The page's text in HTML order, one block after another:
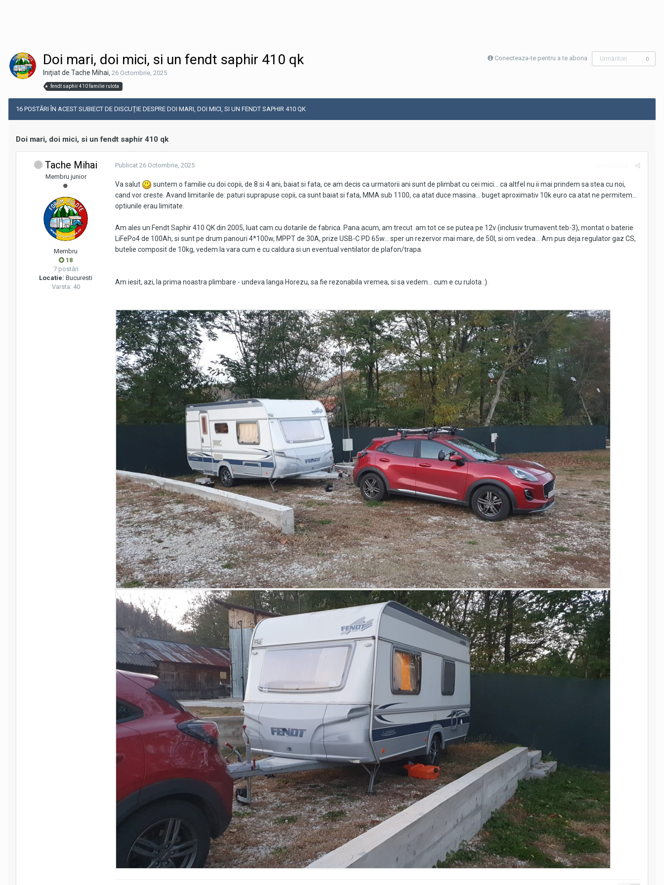
Conecteaza-te pentru a te abona Urmăritori 0
Doi mari, doi mici, si un fendt saphir 410 qk
Iniţiat de Tache Mihai, 26 Octombrie, 2025
fendt saphir 410 familie rulota
16 POSTĂRI ÎN ACEST SUBIECT DE DISCUŢIE DESPRE DOI MARI, DOI MICI, SI UN FENDT SAPHIR 410 QK
Doi mari, doi mici, si un fendt saphir 410 qk
Tache Mihai
Membru junior
Membru
18
7 postări
Locatie: Bucuresti
Varsta: 40
Publicat 26 Octombrie, 2025
Va salut
suntem o familie cu doi copii, de 8 si 4 ani, baiat si fata, ce am decis ca urmatorii ani sunt de plimbat cu cei mici... ca altfel nu ii mai prindem sa stea cu noi,
cand vor creste. Avand limitarile de: paturi suprapuse copii, ca sunt baiat si fata, MMA sub 1100, ca atat duce masina... buget aproximativ 10k euro ca atat ne permitem...
optiunile erau limitate.
Am ales un Fendt Saphir 410 QK din 2005, luat cam cu dotarile de fabrica. Pana acum, am trecut am tot ce se putea pe 12v (inclusiv trumavent teb-3), montat o baterie
LiFePo4 de 100Ah, si sunt pe drum panouri 4*100w, MPPT de 30A, prize USB-C PD 65w... sper un rezervor mai mare, de 50l, si om vedea... Am pus deja regulator gaz CS,
butelie composit de 10kg, vedem la vara cum e cu caldura si un eventual ventilator de plafon/trapa.
Am iesit, azi, la prima noastra plimbare - undeva langa Horezu, sa fie rezonabila vremea, si sa vedem... cum e cu rulota :).